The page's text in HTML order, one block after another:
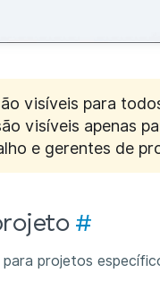
visíveis para
visíveis apenas
e gerentes de
#
projetos